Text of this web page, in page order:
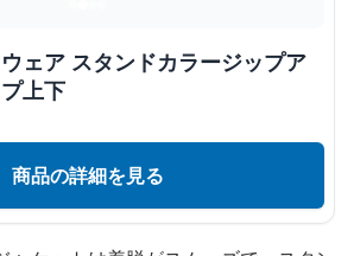
ェア スタンドカラージップア
上下
商品の詳細を見る